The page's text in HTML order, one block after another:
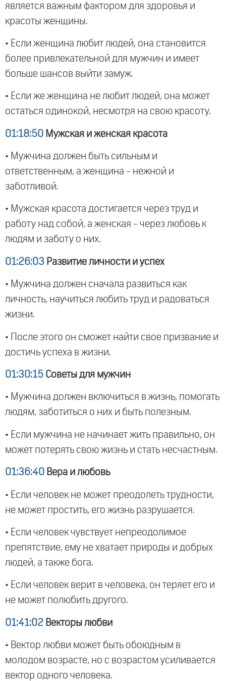
является важным фактором для здоровья и
красоты женщины.
• Если женщина любит людей, она становится
более привлекательной для мужчин и имеет
больше шансов выйти замуж.
• Если же женщина не любит людей, она может
остаться одинокой, несмотря на свою красоту.
01:18:50 Мужская и женская красота
• Мужчина должен быть сильным и
ответственным, а женщина - нежной и
заботливой.
• Мужская красота достигается через труд и
работу над собой, а женская - через любовь к
людям и заботу о них.
01:26:03 Развитие личности и успех
• Мужчина должен сначала развиться как
личность, научиться любить труд и радоваться
жизни.
• После этого он сможет найти свое призвание и
достичь успеха в жизни.
01:30:15 Советы для мужчин
• Мужчина должен включиться в жизнь, помогать
людям, заботиться о них и быть полезным.
• Если мужчина не начинает жить правильно, он
может потерять свою жизнь и стать несчастным.
01:36:40 Вера и любовь
• Если человек не может преодолеть трудности,
не может простить, его жизнь разрушается.
• Если человек чувствует непреодолимое
препятствие, ему не хватает природы и добрых
людей, а также бога.
• Если человек верит в человека, он теряет его и
не может полюбить другого.
01:41:02 Векторы любви
• Вектор любви может быть обоюдным в
молодом возрасте, но с возрастом усиливается
вектор одного человека.